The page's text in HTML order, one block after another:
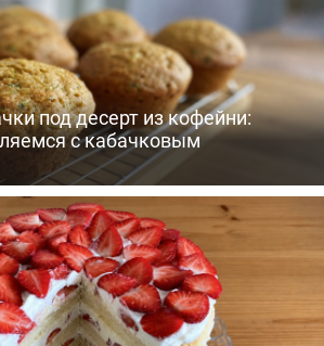
под десерт из кофейни:
с кабачковым